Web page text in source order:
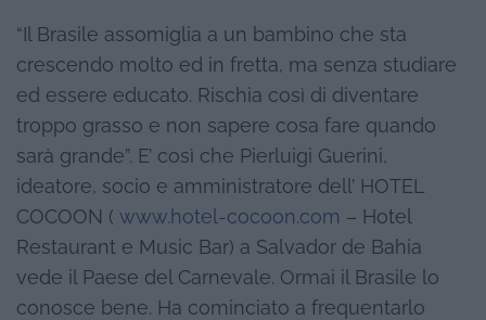
“Il Brasile assomiglia a un bambino che sta
crescendo molto ed in fretta, ma senza studiare
ed essere educato. Rischia così di diventare
troppo grasso e non sapere cosa fare quando
sarà grande”. E’ così che Pierluigi Guerini,
ideatore, socio e amministratore dell’ HOTEL
COCOON ( www.hotel-cocoon.com – Hotel
Restaurant e Music Bar) a Salvador de Bahia
vede il Paese del Carnevale. Ormai il Brasile lo
conosce bene. Ha cominciato a frequentarlo